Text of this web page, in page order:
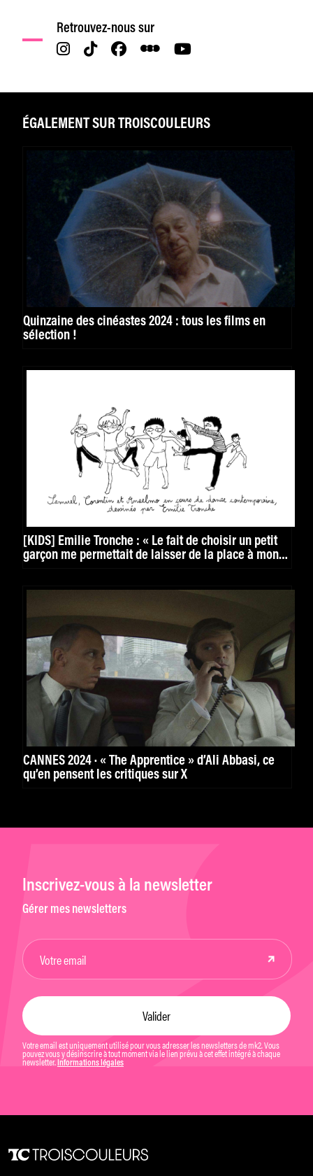
Retrouvez-nous sur
ÉGALEMENT SUR TROISCOULEURS
Quinzaine des cinéastes 2024 : tous les films en
sélection !
[KIDS] Émilie Tronche : « Le fait de choisir un petit
garçon me permettait de laisser de la place à mon
CANNES 2024 · « The Apprentice » d’Ali Abbasi, ce
qu’en pensent les critiques sur X
Inscrivez-vous à la newsletter
Gérer mes newsletters
Votre email est uniquement utilisé pour vous adresser les newsletters de mk2. Vous
pouvez vous y désinscrire à tout moment via le lien prévu à cet effet intégré à chaque
newsletter. Informations légales